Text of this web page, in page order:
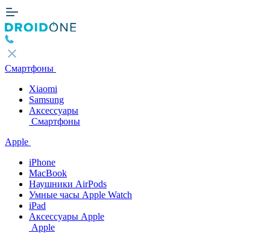
Смартфоны
Xiaomi
Samsung
Аксессуары
Смартфоны
Apple
iPhone
MacBook
Наушники AirPods
Умные часы Apple Watch
iPad
Аксессуары Apple
Apple